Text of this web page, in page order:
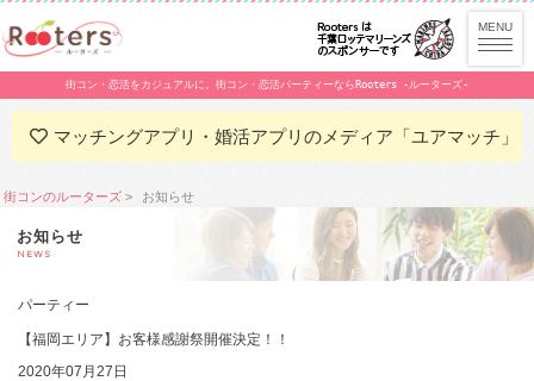
街コン・恋活をカジュアルに。街コン・恋活パーティーならRooters -ルーターズ-
マッチングアプリ・婚活アプリのメディア「ユアマッチ」
街コンのルーターズ お知らせ
お知らせ
NEWS
パーティー
【福岡エリア】お客様感謝祭開催決定！！
2020年07月27日